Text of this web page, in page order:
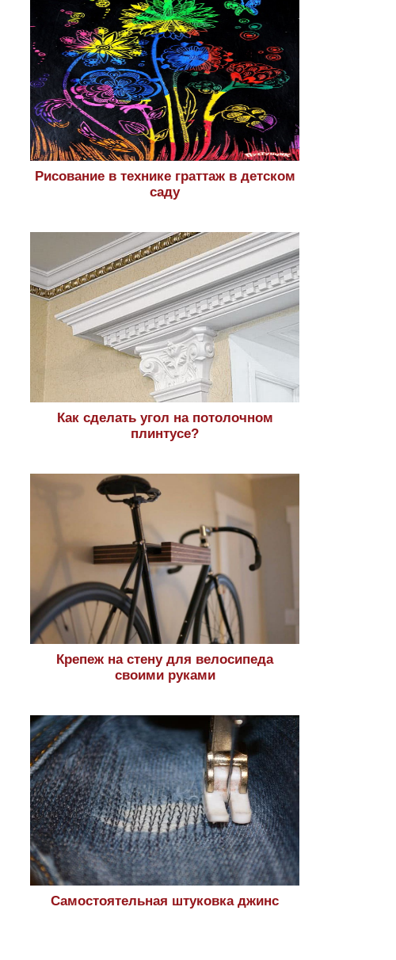
Рисование в технике граттаж в детском
саду
Как сделать угол на потолочном
плинтусе?
Крепеж на стену для велосипеда
своими руками
Самостоятельная штуковка джинс